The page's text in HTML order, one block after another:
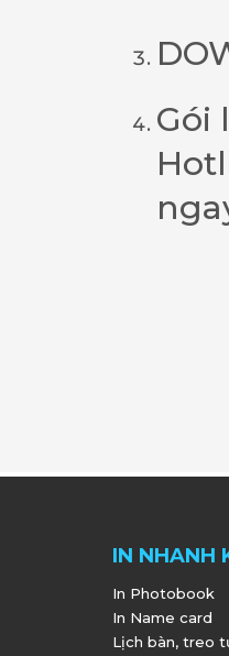
Gói
IN NHANH
In Photobook
In Name card
Lịch bàn, treo